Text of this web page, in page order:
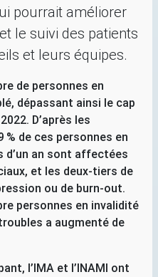
pourrait améliorer
le suivi des patients
et leurs équipes.
de personnes en
dépassant ainsi le cap
D’après les
% de ces personnes en
d’un an sont affectées
et les deux-tiers de
ou de burn-out.
personnes en invalidité
a augmenté de
l’IMA et l’INAMI ont